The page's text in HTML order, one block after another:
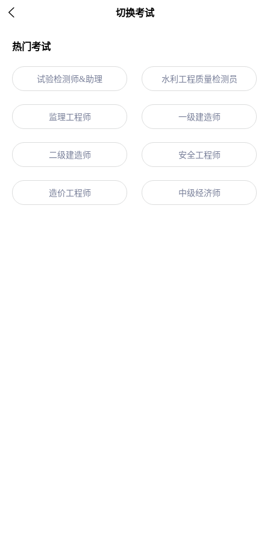
 切换考试
热门考试
试验检测师&助理 水利工程质量检测员
监理工程师 一级建造师
二级建造师 安全工程师
造价工程师 中级经济师